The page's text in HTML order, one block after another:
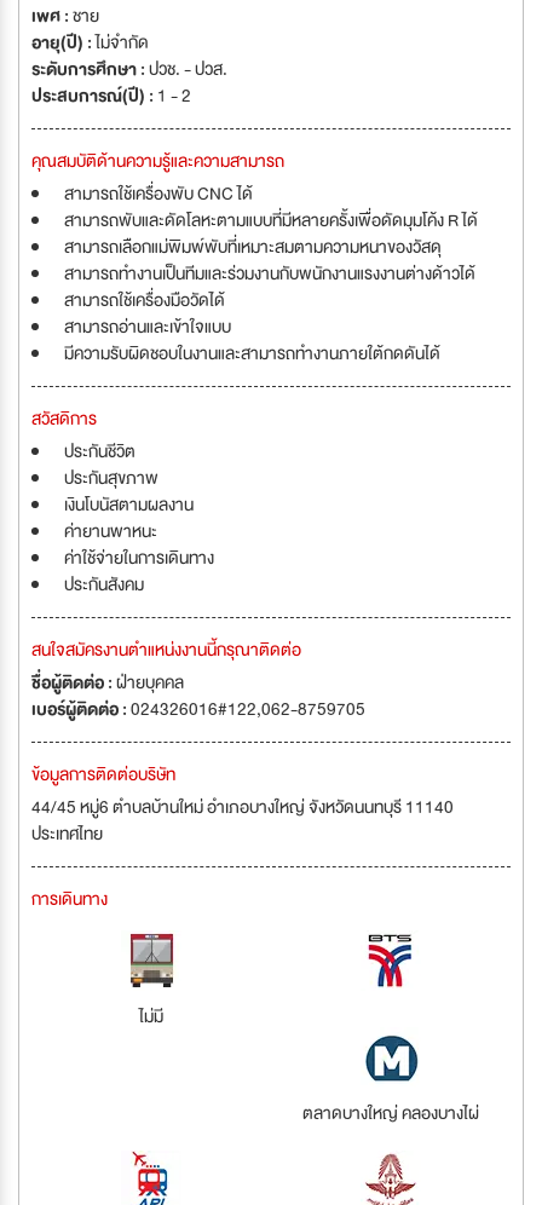
เพศ :ชาย
อายุ(ปี) :ไม่จำกัด
ระดับการศึกษา :ปวช. - ปวส.
ประสบการณ์(ปี) : 1 - 2
คุณสมบัติด้านความรู้และความสามารถ
สามารถใช้เครื่องพับ CNC ได้
สามารถพับและดัดโลหะตามแบบที่มีหลายครั้งเพื่อดัดมุมโค้ง R ได้
สามารถเลือกแม่พิมพ์พับที่เหมาะสมตามความหนาของวัสดุ
สามารถทำงานเป็นทีมและร่วมงานกับพนักงานแรงงานต่างด้าวได้
สามารถใช้เครื่องมือวัดได้
สามารถอ่านและเข้าใจแบบ
มีความรับผิดชอบในงานและสามารถทำงานภายใต้กดดันได้
สวัสดิการ
ประกันชีวิต
ประกันสุขภาพ
เงินโบนัสตามผลงาน
ค่ายานพาหนะ
ค่าใช้จ่ายในการเดินทาง
ประกันสังคม
สนใจสมัครงานตำแหน่งงานนี้กรุณาติดต่อ
ชื่อผู้ติดต่อ :ฝ่ายบุคคล
เบอร์ผู้ติดต่อ :024326016#122,062-8759705
ข้อมูลการติดต่อบริษัท
44/45 หมู่6 ตำบลบ้านใหม่ อำเภอบางใหญ่ จังหวัดนนทบุรี 11140
ประเทศไทย
การเดินทาง
ไม่มี
ตลาดบางใหญ่ คลองบางไผ่